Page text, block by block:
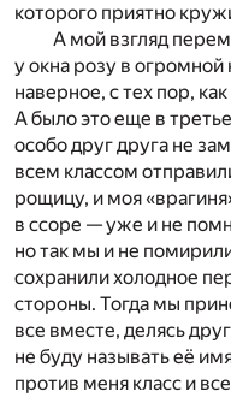
которого приятно
А мой взгляд
у окна розу в огромной
наверное, с тех пор,
А было это еще в
особо друг друга не
всем классом
рощицу, и моя
в ссоре — уже и не
но так мы и не
сохранили холодное
стороны. Тогда мы
все вместе, делясь
не буду называть её
против меня класс и